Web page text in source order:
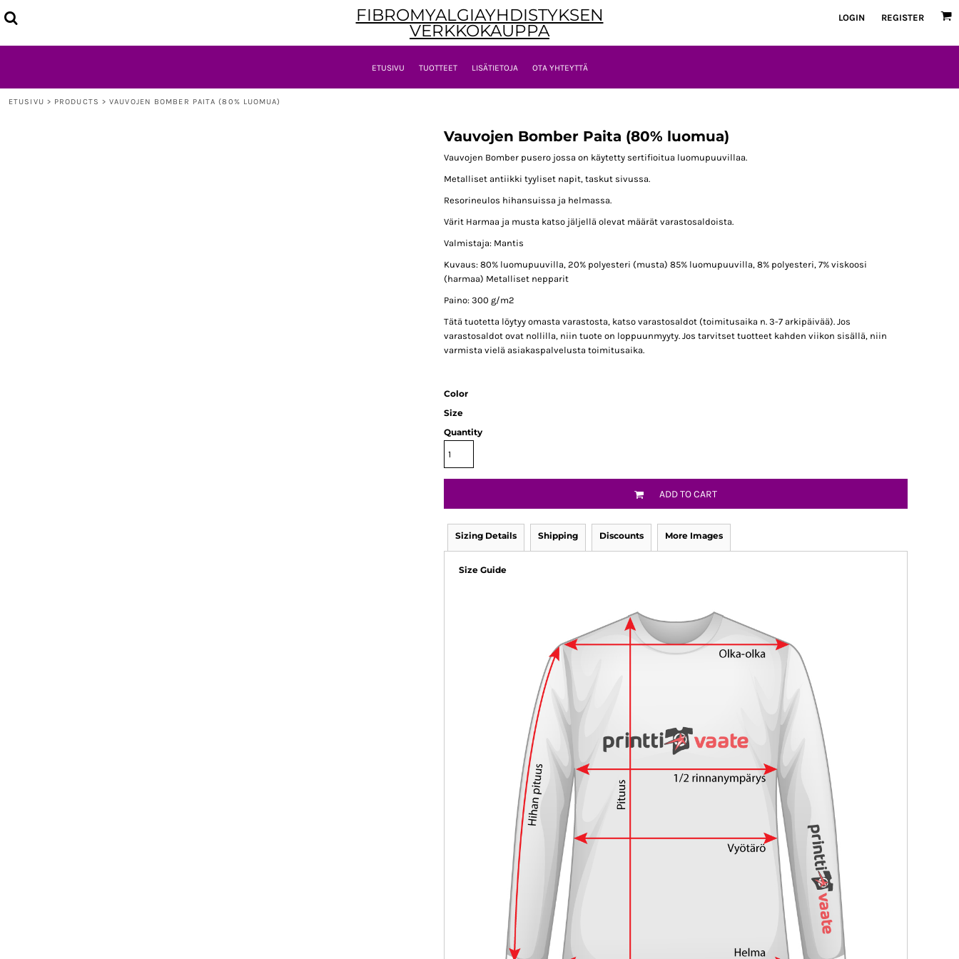
FIBROMYALGIAYHDISTYKSEN
VERKKOKAUPPA
LOGIN REGISTER
ETUSIVU TUOTTEET LISÄTIETOJA OTA YHTEYTTÄ
ETUSIVU > PRODUCTS > VAUVOJEN BOMBER PAITA (80% LUOMUA)
Vauvojen Bomber Paita (80% luomua)
Vauvojen Bomber pusero jossa on käytetty sertifioitua luomupuuvillaa.
Metalliset antiikki tyyliset napit, taskut sivussa.
Resorineulos hihansuissa ja helmassa.
Värit Harmaa ja musta katso jäljellä olevat määrät varastosaldoista.
Valmistaja: Mantis
Kuvaus: 80% luomupuuvilla, 20% polyesteri (musta) 85% luomupuuvilla, 8% polyesteri, 7% viskoosi
(harmaa) Metalliset nepparit
Paino: 300 g/m2
Tätä tuotetta löytyy omasta varastosta, katso varastosaldot (toimitusaika n. 3-7 arkipäivää). Jos
varastosaldot ovat nollilla, niin tuote on loppuunmyyty. Jos tarvitset tuotteet kahden viikon sisällä, niin
varmista vielä asiakaspalvelusta toimitusaika.
Color
Size
Quantity
ADD TO CART
Sizing Details Shipping Discounts More Images
Size Guide
LISÄTIETOJA